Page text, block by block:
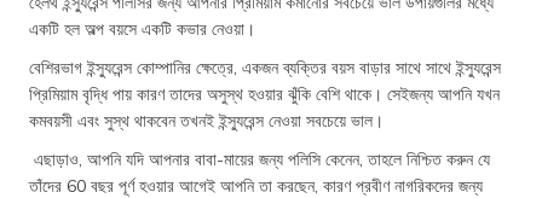
একটি হল অল্প বয়সে একটি কভার নেওয়া।
বেশিরভাগ ইন্স্যুরেন্স কোম্পানির ক্ষেত্রে, একজন ব্যক্তির বয়স বাড়ার সাথে সাথে ইন্স্যুরেন্স
প্রিমিয়াম বৃদ্ধি পায় কারণ তাদের অসুস্থ হওয়ার ঝুঁকি বেশি থাকে। সেইজন্য আপনি যখন
কমবয়সী এবং সুস্থ থাকবেন তখনই ইন্স্যুরেন্স নেওয়া সবচেয়ে ভাল।
এছাড়াও, আপনি যদি আপনার বাবা-মায়ের জন্য পলিসি কেনেন, তাহলে নিশ্চিত করুন যে
তাঁদের 60 বছর পূর্ণ হওয়ার আগেই আপনি তা করছেন, কারণ প্রবীণ নাগরিকদের জন্য